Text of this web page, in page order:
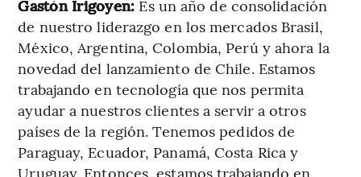
Gastón Irigoyen: Es un año de consolidación
de nuestro liderazgo en los mercados Brasil,
México, Argentina, Colombia, Perú y ahora la
novedad del lanzamiento de Chile. Estamos
trabajando en tecnología que nos permita
ayudar a nuestros clientes a servir a otros
países de la región. Tenemos pedidos de
Paraguay, Ecuador, Panamá, Costa Rica y
Uruguay. Entonces, estamos trabajando en